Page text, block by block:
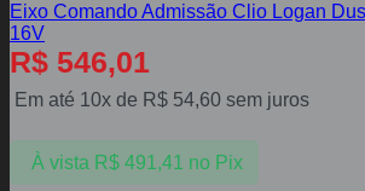
Eixo Comando Admissão Clio Logan
16V
R$ 546,01
Em até 10x de R$ 54,60 sem juros
À vista R$491,41 no Pix